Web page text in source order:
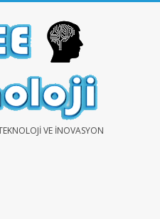
VE İNOVASYON